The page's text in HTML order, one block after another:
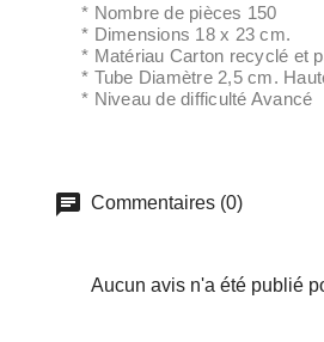
* Nombre de pièces 150
* Dimensions 18 x 23 cm.
* Matériau Carton recyclé et
* Tube Diamètre 2,5 cm.
* Niveau de difficulté Avancé
Commentaires (0)
Aucun avis n'a été publié